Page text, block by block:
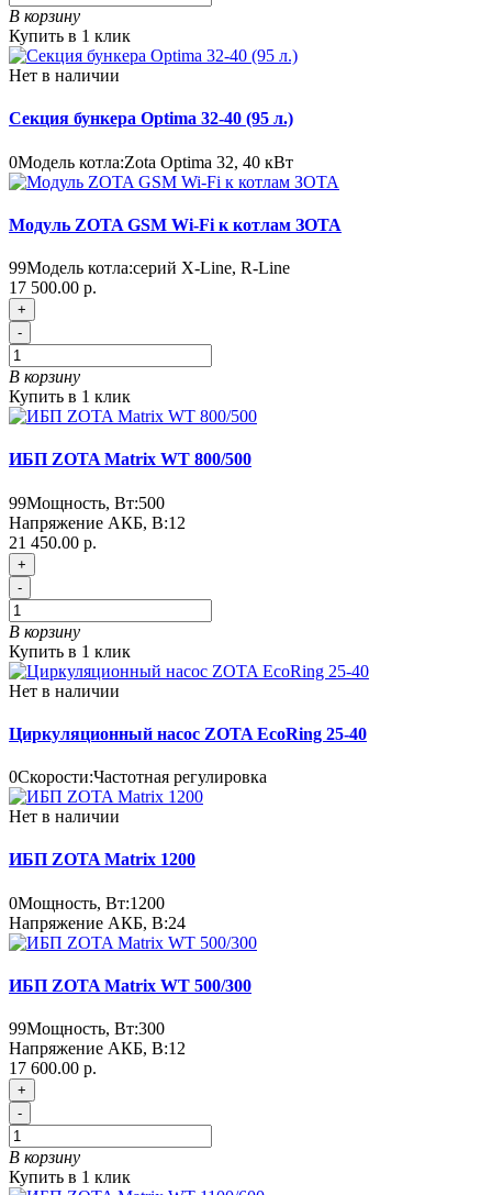
В корзину
Купить в 1 клик
Нет в наличии
Секция бункера Optima 32-40 (95 л.)
0Модель котла:Zota Optima 32, 40 кВт
Модуль ZOTA GSM Wi-Fi к котлам ЗОТА
99Модель котла:серий X-Line, R-Line
17 500.00 р.
+
-
В корзину
Купить в 1 клик
ИБП ZOTA Matrix WT 800/500
99Мощность, Вт:500
Напряжение АКБ, В:12
21 450.00 р.
+
-
В корзину
Купить в 1 клик
Нет в наличии
Циркуляционный насос ZOTA EcoRing 25-40
0Скорости:Частотная регулировка
Нет в наличии
ИБП ZOTA Matrix 1200
0Мощность, Вт:1200
Напряжение АКБ, В:24
ИБП ZOTA Matrix WT 500/300
99Мощность, Вт:300
Напряжение АКБ, В:12
17 600.00 р.
+
-
В корзину
Купить в 1 клик